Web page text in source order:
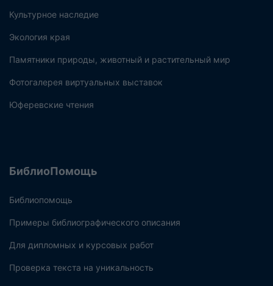
Культурное наследие
Экология края
Памятники природы, животный и растительный мир
Фотогалерея виртуальных выставок
Юферевские чтения
БиблиоПомощь
Библиопомощь
Примеры библиографического описания
Для дипломных и курсовых работ
Проверка текста на уникальность